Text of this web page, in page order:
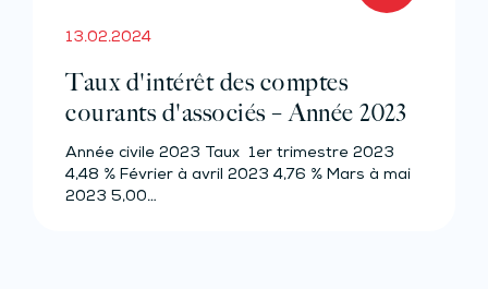
13.02.2024
Taux d'intérêt des comptes
courants d'associés – Année 2023
Année civile 2023 Taux 1er trimestre 2023
4,48 % Février à avril 2023 4,76 % Mars à mai
2023 5,00…